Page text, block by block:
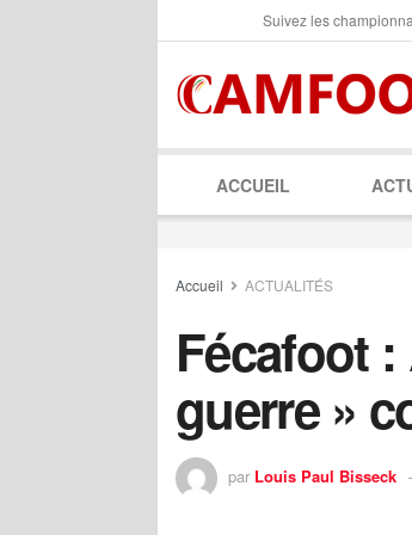
Suivez les
ACCUEIL
Accueil ACTUALITÉS
Fécafoot
guerre »
par Louis Paul Bisseck